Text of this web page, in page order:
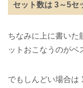
セット数は 3～5セ
ちなみに上に書いた
ットおこなうのがベ
でもしんどい場合は